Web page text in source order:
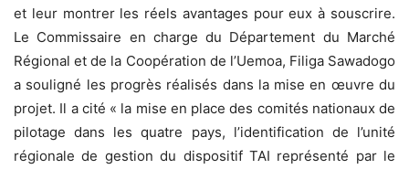
et leur montrer les réels avantages pour eux à souscrire.
Le Commissaire en charge du Département du Marché
Régional et de la Coopération de l’Uemoa, Filiga Sawadogo
a souligné les progrès réalisés dans la mise en œuvre du
projet. Il a cité « la mise en place des comités nationaux de
pilotage dans les quatre pays, l’identification de l’unité
régionale de gestion du dispositif TAI représenté par le